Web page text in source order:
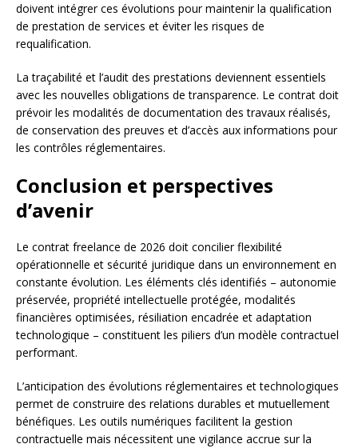
doivent intégrer ces évolutions pour maintenir la qualification
de prestation de services et éviter les risques de
requalification.
La traçabilité et l’audit des prestations deviennent essentiels
avec les nouvelles obligations de transparence. Le contrat doit
prévoir les modalités de documentation des travaux réalisés,
de conservation des preuves et d’accès aux informations pour
les contrôles réglementaires.
Conclusion et perspectives
d’avenir
Le contrat freelance de 2026 doit concilier flexibilité
opérationnelle et sécurité juridique dans un environnement en
constante évolution. Les éléments clés identifiés – autonomie
préservée, propriété intellectuelle protégée, modalités
financières optimisées, résiliation encadrée et adaptation
technologique – constituent les piliers d’un modèle contractuel
performant.
L’anticipation des évolutions réglementaires et technologiques
permet de construire des relations durables et mutuellement
bénéfiques. Les outils numériques facilitent la gestion
contractuelle mais nécessitent une vigilance accrue sur la